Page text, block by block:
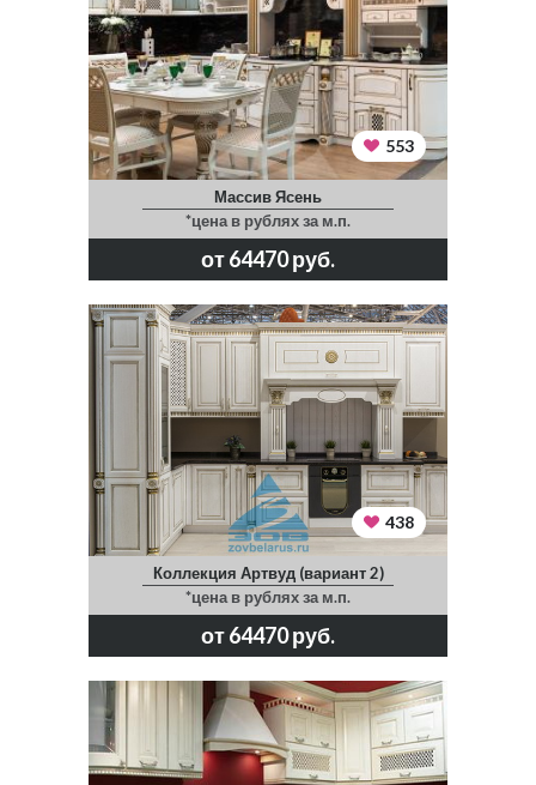
553
Массив Ясень
*цена в рублях за м.п.
от 64470 руб.
438
Коллекция Артвуд (вариант 2)
*цена в рублях за м.п.
от 64470 руб.